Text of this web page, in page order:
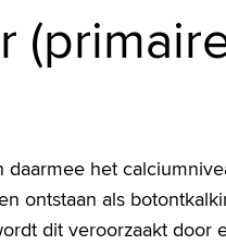
het
ontstaan als
dit veroorzaakt door